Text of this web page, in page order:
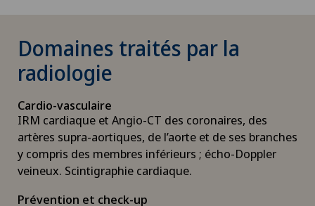
Domaines traités par la
radiologie
Cardio-vasculaire
IRM cardiaque et Angio-CT des coronaires, des
artères supra-aortiques, de l’aorte et de ses branches
y compris des membres inférieurs ; écho-Doppler
veineux. Scintigraphie cardiaque.
Prévention et check-up